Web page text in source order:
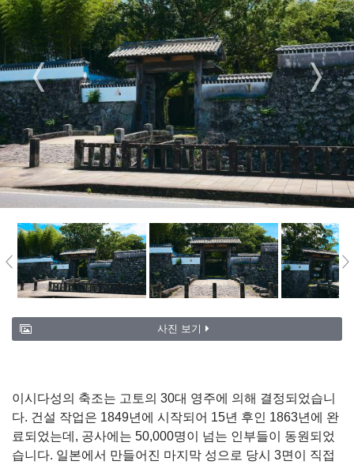
사진 보기
이시다성의 축조는 고토의 30대 영주에 의해 결정되었습니
다. 건설 작업은 1849년에 시작되어 15년 후인 1863년에 완
료되었는데, 공사에는 50,000명이 넘는 인부들이 동원되었
습니다. 일본에서 만들어진 마지막 성으로 당시 3면이 직접